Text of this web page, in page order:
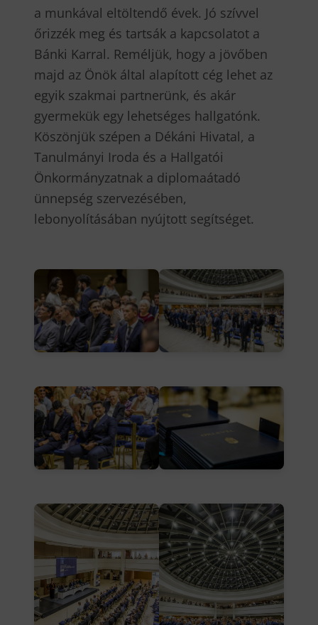
a munkával eltöltendő évek. Jó szívvel
őrizzék meg és tartsák a kapcsolatot a
Bánki Karral. Reméljük, hogy a jövőben
majd az Önök által alapított cég lehet az
egyik szakmai partnerünk, és akár
gyermekük egy lehetséges hallgatónk.
Köszönjük szépen a Dékáni Hivatal, a
Tanulmányi Iroda és a Hallgatói
Önkormányzatnak a diplomaátadó
ünnepség szervezésében,
lebonyolításában nyújtott segítséget.